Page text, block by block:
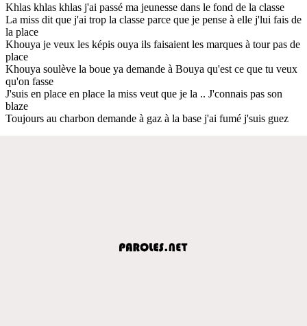
Khlas khlas khlas j'ai passé ma jeunesse dans le fond de la classe
La miss dit que j'ai trop la classe parce que je pense à elle j'lui fais de
la place
Khouya je veux les képis ouya ils faisaient les marques à tour pas de
place
Khouya soulève la boue ya demande à Bouya qu'est ce que tu veux
qu'on fasse
J'suis en place en place la miss veut que je la .. J'connais pas son
blaze
Toujours au charbon demande à gaz à la base j'ai fumé j'suis guez